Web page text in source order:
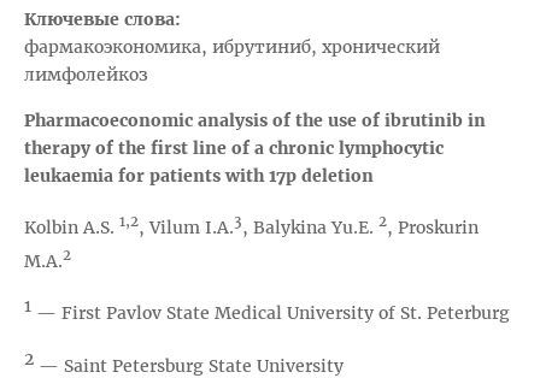
Ключевые слова:
фармакоэкономика, ибрутиниб, хронический
лимфолейкоз
Pharmacoeconomic analysis of the use of ibrutinib in
therapy of the first line of a chronic lymphocytic
leukaemia for patients with 17p deletion
Kolbin A.S. 1,2, Vilum I.A.3, Balykina Yu.E. 2, Proskurin
M.A.2
1 — First Pavlov State Medical University of St. Peterburg
2 — Saint Petersburg State University